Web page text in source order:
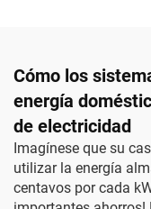
Cómo los
energía
de electricidad
Imagínese que su
utilizar la energía
centavos por cada